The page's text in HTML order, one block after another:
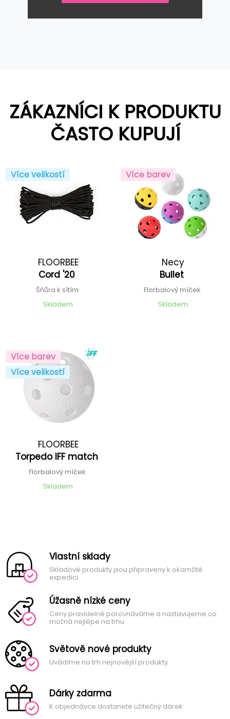
ZÁKAZNÍCI K PRODUKTU
ČASTO KUPUJÍ
Více velikostí
FLOORBEE
Cord '20
Šňůra k sítím
Skladem
Více barev
Necy
Bullet
Florbalový míček
Skladem
Více barev
Více velikostí
FLOORBEE
Torpedo IFF match
Florbalový míček
Skladem
Vlastní sklady
Skladové produkty jsou připraveny k okamžité
expedici
Úžasně nízké ceny
Ceny pravidelně porovnáváme a nastavujeme co
možná nejlépe na trhu
Světově nové produkty
Uvádíme na trh nejnovější produkty
Dárky zdarma
K objednávce dostanete užitečný dárek